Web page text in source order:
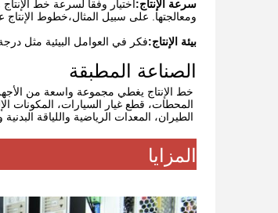
سرعة الإنتاج:اختيار وفقا لسرعة خط
ومعالجتها. على سبيل المثال،خطوط
بيئة الإنتاج:فكر في العوامل البيئية مثل
الصناعة المطبقة
المحطات، قطع غيار السيارات، المكونات
الطيران، المعدات الرياضية واللياقة
المزايا